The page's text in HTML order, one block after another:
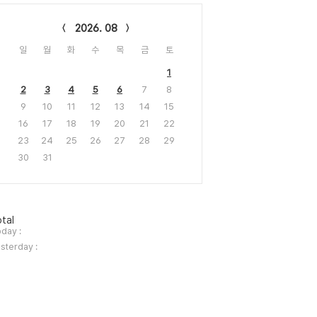
2026. 08
일 월 화 수 목 금 토
1
2
3 4 5 6 7
8
9
10 11 12 13 14
15
16
17 18 19 20 21
22
23
24 25 26 27 28
29
30
31
:
: